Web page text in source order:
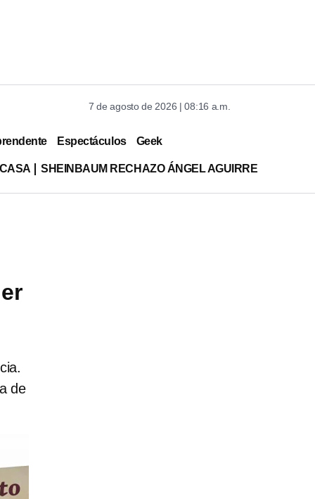
7 de agosto de 2026 | 08:16 a.m.
Espectáculos Geek
SHEINBAUM RECHAZO ÁNGEL AGUIRRE
de